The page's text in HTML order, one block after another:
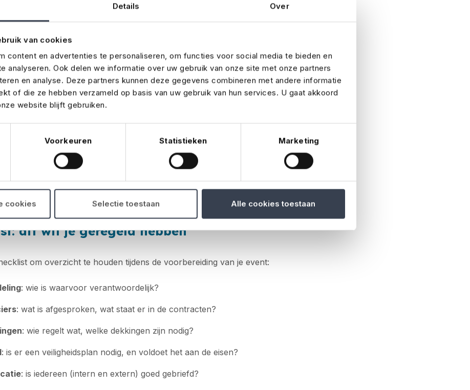
Details Over
van cookies
content en advertenties te personaliseren, om functies voor social media te bieden en
analyseren. Ook delen we informatie over uw gebruik van onze site met onze partners
en analyse. Deze partners kunnen deze gegevens combineren met andere informatie
of die ze hebben verzameld op basis van uw gebruik van hun services. U gaat akkoord
website blijft gebruiken.
Voorkeuren Statistieken Marketing
cookies Selectie toestaan Alle cookies toestaan
verzekeringen regelt. Denk daarbij ook goed na over materialen die je huurt,
tenten of podia. Hier ontstaat namelijk vaak onduidelijkheid – zowel
is voor het
verzekerd moet worden
. Door dit vooraf goed te bespreken voorkom
achteraf. No Risk kan hier natuurlijk ook advies over geven.
voorkom risico’s
bij voorbereiding. Zorg dat erEHBO-posts, beveiliging, nooduitgangen en
geregeld zijn. In een veiligheidsplanleg je vast wat je doet als er
kleine incidenten tot calamiteiten.
te kunnen afsluiten. Zorg dus dat je hier op tijd over nadenkt en dat
is.
dit wil je geregeld hebben
om overzicht te houden tijdens de voorbereiding van je event:
: wie is waarvoor verantwoordelijk?
: wat is afgesproken, wat staat er in de contracten?
: wie regelt wat, welke dekkingen zijn nodig?
: is er een veiligheidsplan nodig, en voldoet het aan de eisen?
: is iedereen (intern en extern) goed gebriefd?